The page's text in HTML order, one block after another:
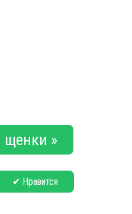
щенки »
✔ Нравится